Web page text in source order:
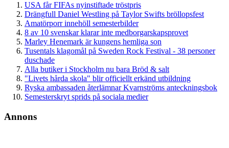
USA får FIFAs nyinstiftade tröstpris
Drängfull Daniel Westling på Taylor Swifts bröllopsfest
Amatörporr innehöll semesterbilder
8 av 10 svenskar klarar inte medborgarskapsprovet
Marley Henemark är kungens hemliga son
Tusentals klagomål på Sweden Rock Festival - 38 personer
duschade
Alla butiker i Stockholm nu bara Bröd & salt
"Livets hårda skola" blir officiellt erkänd utbildning
Ryska ambassaden återlämnar Kvarnströms anteckningsbok
Semesterskryt sprids på sociala medier
Annons